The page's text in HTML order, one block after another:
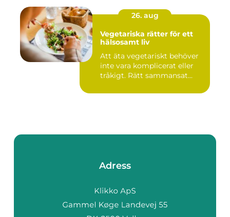
26. aug
Vegetariska rätter för ett
hälsosamt liv
Att äta vegetariskt behöver
inte vara komplicerat eller
tråkigt. Rätt sammansat...
Adress